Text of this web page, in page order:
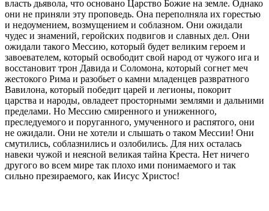
власть дьявола, что основано Царство Божие на земле. Однако
они не приняли эту проповедь. Она переполняла их горестью
и недоумением, возмущением и соблазном. Они ожидали
чудес и знамений, геройских подвигов и славных дел. Они
ожидали такого Мессию, который будет великим героем и
завоевателем, который освободит свой народ от чужого ига и
восстановит трон Давида и Соломона, который согнет меч
жестокого Рима и разобьет о камни младенцев развратного
Вавилона, который победит царей и легионы, покорит
царства и народы, овладеет просторными землями и дальними
пределами. Но Мессию смиренного и униженного,
преследуемого и поруганного, умученного и распятого, они
не ожидали. Они не хотели и слышать о таком Мессии! Они
смутились, соблазнились и озлобились. Для них осталась
навеки чужой и неясной великая тайна Креста. Нет ничего
другого во всем мире так плохо ими понимаемого и так
сильно презираемого, как Иисус Христос!